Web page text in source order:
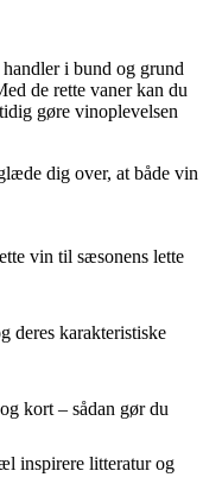
i bund og grund
de rette vaner kan du
gøre vinoplevelsen
dig over, at både vin
vin til sæsonens lette
deres karakteristiske
kort – sådan gør du
inspirere litteratur og